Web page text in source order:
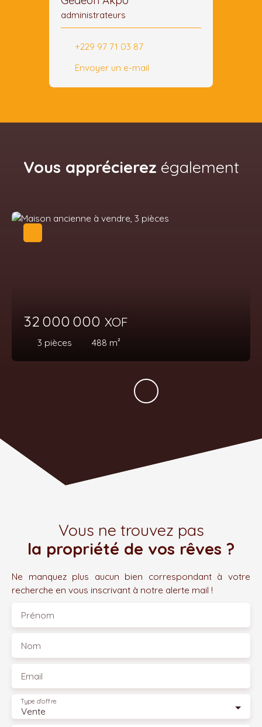
administrateurs
+229 97 71 03 87
Envoyer un e-mail
Vous apprécierez également
32 000 000 XOF
3 pièces 488 m²
Vous ne trouvez pas
la propriété de vos rêves ?
Ne manquez plus aucun bien correspondant à votre
recherche en vous inscrivant à notre alerte mail !
Prénom
Nom
Email
Vente
Type d'offre